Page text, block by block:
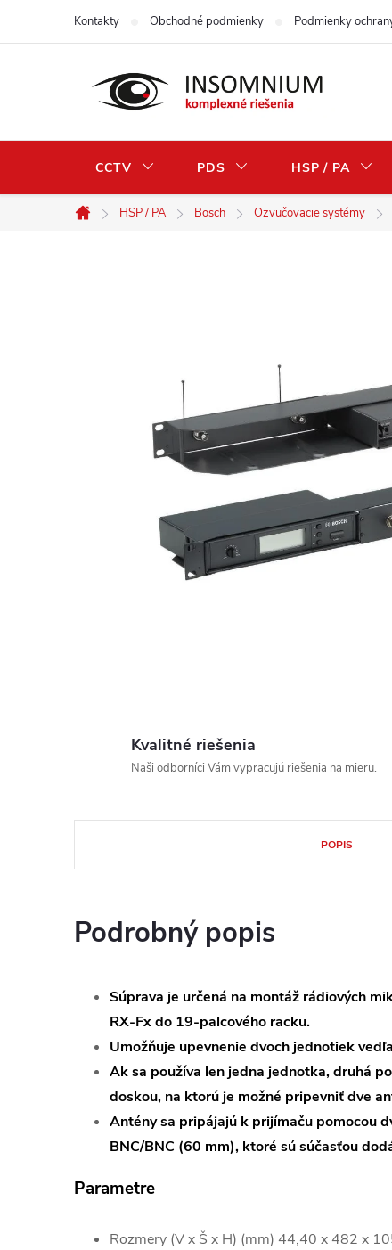
Kontakty Obchodné podmienky Podmienky
CCTV PDS HSP / PA
Domov
HSP / PA Bosch Ozvučovacie systémy
Kvalitné riešenia
Naši odborníci Vám vypracujú riešenia na mieru.
POPIS
Podrobný popis
Súprava je určená na montáž rádiových
RX-Fx do 19-palcového racku.
Umožňuje upevnenie dvoch jednotiek
Ak sa používa len jedna jednotka, druhá
doskou, na ktorú je možné pripevniť dve
Antény sa pripájajú k prijímaču pomocou
BNC/BNC (60 mm), ktoré sú súčasťou
Parametre
Rozmery (V x Š x H) (mm) 44,40 x 482 x